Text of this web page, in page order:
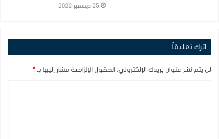
25 ديسمبر 2022
اترك تعليقاً
لن يتم نشر عنوان بريدك الإلكتروني. الحقول الإلزامية مشار إليها بـ *